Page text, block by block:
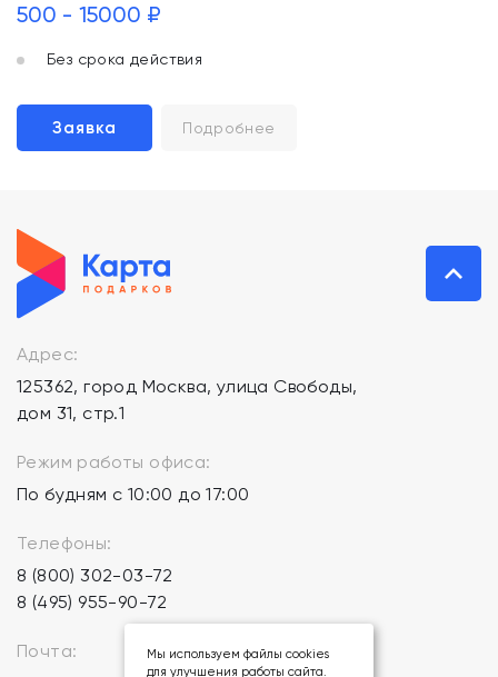
500 - 15000 ₽
Без срока действия
Заявка Подробнее
Адрес:
125362, город Москва, улица Свободы,
дом 31, стр.1
Режим работы офиса:
По будням с 10:00 до 17:00
Телефоны:
8 (800) 302-03-72
8 (495) 955-90-72
Почта:
Мы используем файлы cookies
для улучшения работы сайта.